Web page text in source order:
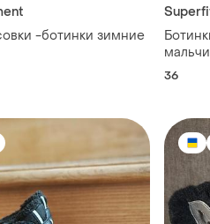
-ботинки зимние
36